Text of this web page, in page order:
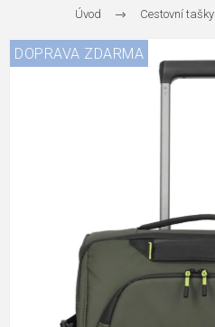
Úvod Cestovní tašky
DOPRAVA ZDARMA